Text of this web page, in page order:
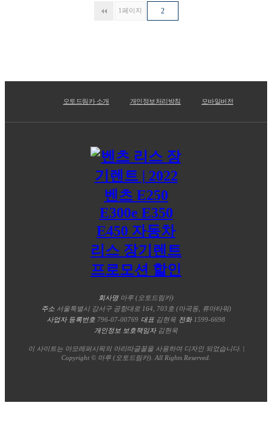
1페이지 2
오토드림카 소개 개인정보처리방침 모바일버전
회사명마루 (오토드림카)
주소서울특별시 강서구 공항대로 164, 703호 (마곡동, 류마타워)
사업자 등록번호 796-07-00769 대표 김현욱 전화1599-6698
개인정보 보호책임자김현욱
이 사이트는 아모레퍼시픽의 아리따글꼴을 사용하여 디자인 되었습니다. |
Copyright © 마루 (오토드림카). All Rights Reserved.